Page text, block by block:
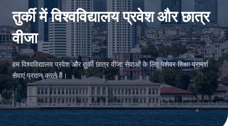
तुर्की में विश्वविद्यालय प्रवेश और छात्र
वीजा
हम विश्वविद्यालय प्रवेश और तुर्की छात्र वीजा सेवाओं के लिए पेशेवर शिक्षा परामर्श
सेवाएं प्रदान करते हैं।